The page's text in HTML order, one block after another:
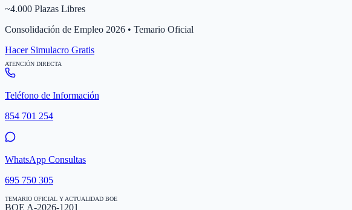
~4.000 Plazas Libres
Consolidación de Empleo 2026 • Temario Oficial
Hacer Simulacro Gratis
ATENCIÓN DIRECTA
Teléfono de Información
854 701 254
WhatsApp Consultas
695 750 305
TEMARIO OFICIAL Y ACTUALIDAD BOE
BOE A-2026-1201